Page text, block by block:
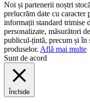
Noi și partenerii noștri
prelucrăm date cu
informații standard trimise
personalizate, măsurători
publicul-țintă, precum și în
produselor. Află mai multe
Sunt de acord
Închide